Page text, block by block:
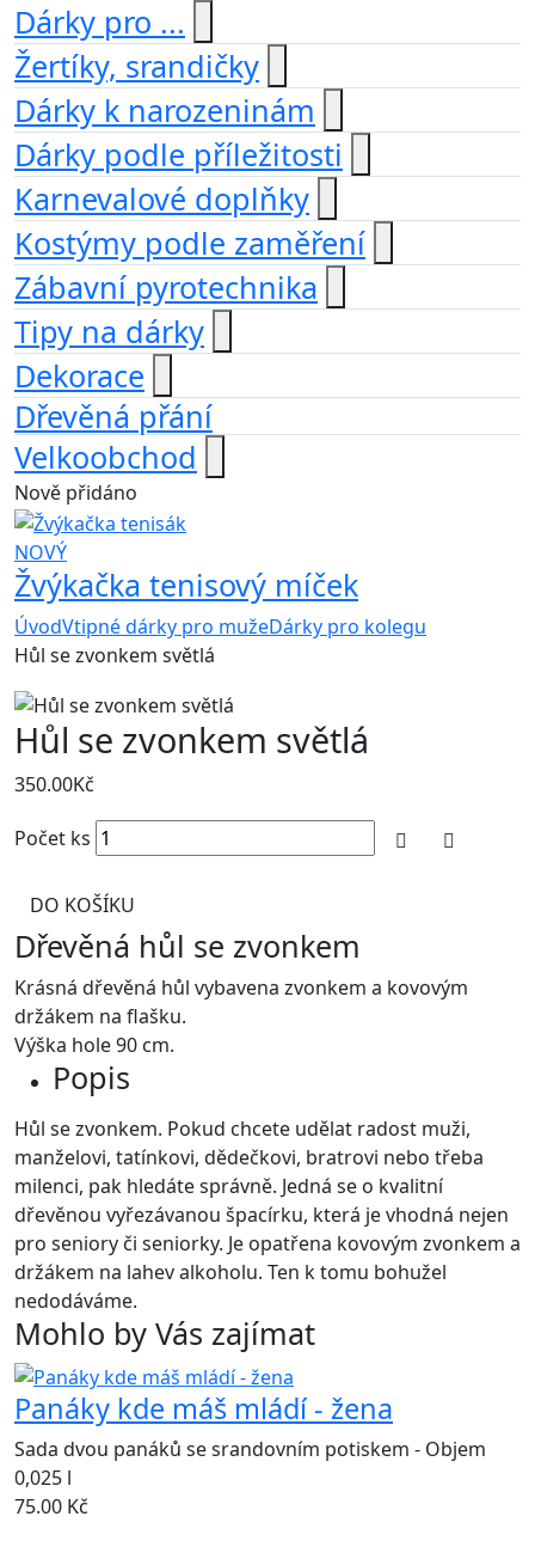
Dárky pro ...
Žertíky, srandičky
Dárky k narozeninám
Dárky podle příležitosti
Karnevalové doplňky
Kostýmy podle zaměření
Zábavní pyrotechnika
Tipy na dárky
Dekorace
Dřevěná přání
Velkoobchod
Nově přidáno
NOVÝ
Žvýkačka tenisový míček
ÚvodVtipné dárky pro mužeDárky pro kolegu
Hůl se zvonkem světlá
Hůl se zvonkem světlá
350.00Kč
Počet ks
DO KOŠÍKU
Dřevěná hůl se zvonkem
Krásná dřevěná hůl vybavena zvonkem a kovovým
držákem na flašku.
Výška hole 90 cm.
Popis
Hůl se zvonkem. Pokud chcete udělat radost muži,
manželovi, tatínkovi, dědečkovi, bratrovi nebo třeba
milenci, pak hledáte správně. Jedná se o kvalitní
dřevěnou vyřezávanou špacírku, která je vhodná nejen
pro seniory či seniorky. Je opatřena kovovým zvonkem a
držákem na lahev alkoholu. Ten k tomu bohužel
nedodáváme.
Mohlo by Vás zajímat
Panáky kde máš mládí - žena
Sada dvou panáků se srandovním potiskem - Objem
0,025 l
75.00 Kč